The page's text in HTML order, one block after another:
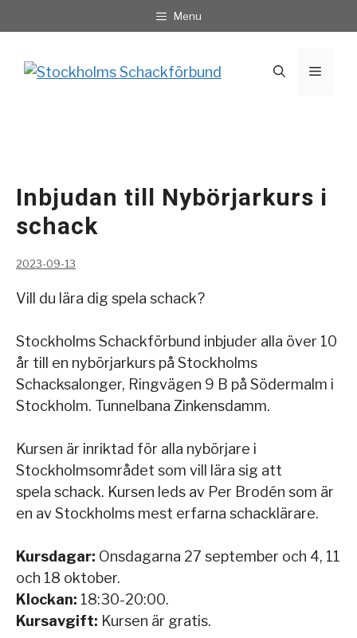
till
Menu
Meny
Inbjudan till Nybörjarkurs i
schack
2023-09-13
Vill du lära dig spela schack?
Stockholms Schackförbund inbjuder alla över 10
år till en nybörjarkurs på Stockholms
Schacksalonger, Ringvägen 9 B på Södermalm i
Stockholm. Tunnelbana Zinkensdamm.
Kursen är inriktad för alla nybörjare i
Stockholmsområdet som vill lära sig att
spela schack. Kursen leds av Per Brodén som är
en av Stockholms mest erfarna schacklärare.
Kursdagar: Onsdagarna 27 september och 4, 11
och 18 oktober.
Klockan: 18:30-20:00.
Kursavgift: Kursen är gratis.